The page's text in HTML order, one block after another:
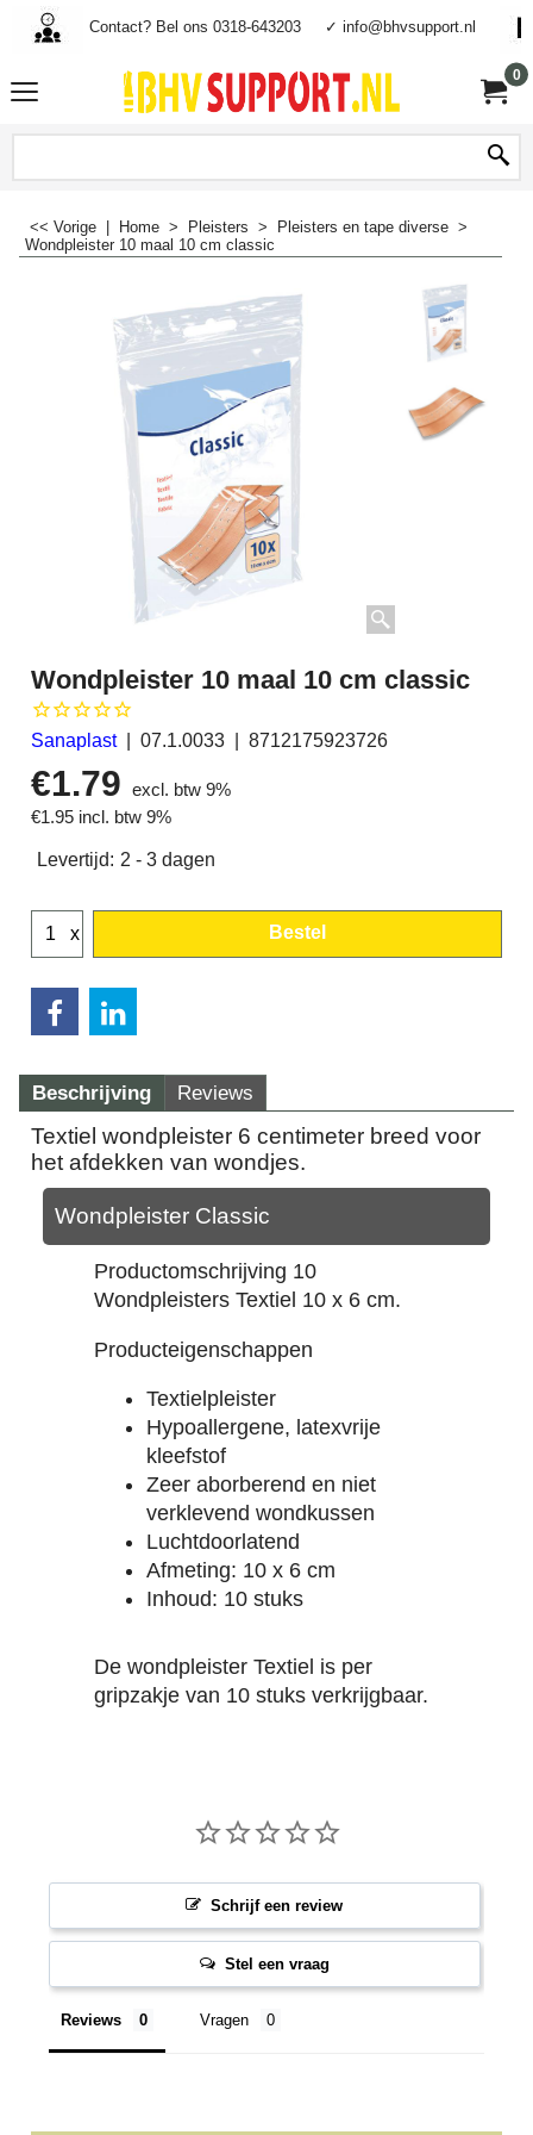
Contact? Bel ons 0318-643203 ✓ info@bhvsupport.nl
0
<< Vorige Home > Pleisters > Pleisters en tape diverse >
Wondpleister 10 maal 10 cm classic
Wondpleister 10 maal 10 cm classic
Sanaplast 07.1.0033 8712175923726
€1.79
excl. btw 9%
€1.95 incl. btw 9%
Levertijd: 2 - 3 dagen
x Bestel
Beschrijving Reviews
Textiel wondpleister 6 centimeter breed voor
het afdekken van wondjes.
Wondpleister Classic
Productomschrijving 10
Wondpleisters Textiel 10 x 6 cm.
Producteigenschappen
Textielpleister
Hypoallergene, latexvrije
kleefstof
Zeer aborberend en niet
verklevend wondkussen
Luchtdoorlatend
Afmeting: 10 x 6 cm
Inhoud: 10 stuks
De wondpleister Textiel is per
gripzakje van 10 stuks verkrijgbaar.
Schrijf een review
Stel een vraag
Reviews Vragen